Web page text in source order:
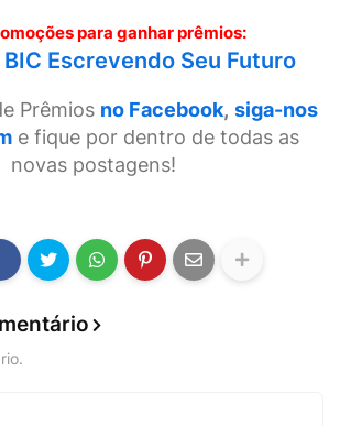
para ganhar prêmios:
Escrevendo Seu Futuro
Prêmios no Facebook, siga-nos
e fique por dentro de todas as
novas postagens!